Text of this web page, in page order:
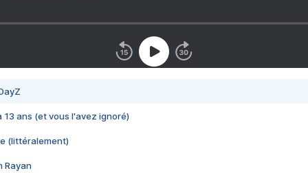
13 ans (et vous l'avez ignoré)
(littéralement)
Rayan